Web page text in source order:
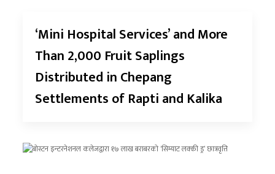
‘Mini Hospital Services’ and More
Than 2,000 Fruit Saplings
Distributed in Chepang
Settlements of Rapti and Kalika